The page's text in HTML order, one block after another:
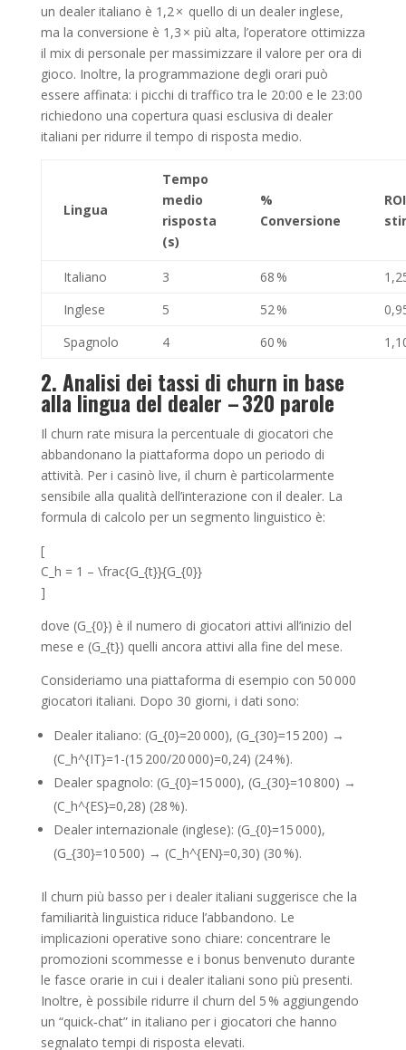
un dealer italiano è 1,2 × quello di un dealer inglese,
ma la conversione è 1,3 × più alta, l’operatore ottimizza
il mix di personale per massimizzare il valore per ora di
gioco. Inoltre, la programmazione degli orari può
essere affinata: i picchi di traffico tra le 20:00 e le 23:00
richiedono una copertura quasi esclusiva di dealer
italiani per ridurre il tempo di risposta medio.
Lingua
Tempo
medio
risposta
(s)
%
Conversione
ROI
Italiano 3 68 %
Inglese
5 52 %
Spagnolo
4 60 %
2. Analisi dei tassi di churn in base
alla lingua del dealer – 320 parole
Il churn rate misura la percentuale di giocatori che
abbandonano la piattaforma dopo un periodo di
attività. Per i casinò live, il churn è particolarmente
sensibile alla qualità dell’interazione con il dealer. La
formula di calcolo per un segmento linguistico è:
[
C_h = 1 – \frac{G_{t}}{G_{0}}
]
dove (G_{0}) è il numero di giocatori attivi all’inizio del
mese e (G_{t}) quelli ancora attivi alla fine del mese.
Consideriamo una piattaforma di esempio con 50 000
giocatori italiani. Dopo 30 giorni, i dati sono:
Dealer italiano: (G_{0}=20 000), (G_{30}=15 200) →
(C_h^{IT}=1-(15 200/20 000)=0,24) (24 %).
Dealer spagnolo: (G_{0}=15 000), (G_{30}=10 800) →
(C_h^{ES}=0,28) (28 %).
Dealer internazionale (inglese): (G_{0}=15 000),
(G_{30}=10 500) → (C_h^{EN}=0,30) (30 %).
Il churn più basso per i dealer italiani suggerisce che la
familiarità linguistica riduce l’abbandono. Le
implicazioni operative sono chiare: concentrare le
promozioni scommesse e i bonus benvenuto durante
le fasce orarie in cui i dealer italiani sono più presenti.
Inoltre, è possibile ridurre il churn del 5 % aggiungendo
un “quick‑chat” in italiano per i giocatori che hanno
segnalato tempi di risposta elevati.